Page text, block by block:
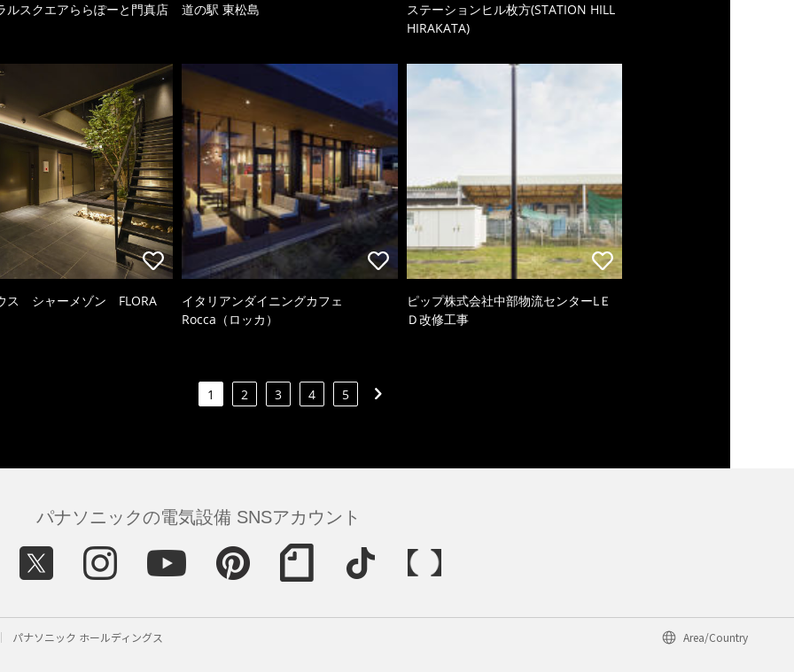
ルスクエアららぽーと門真店 道の駅 東松島
ステーションヒル枚方(STATION HILL
HIRAKATA)
ス シャーメゾン FLORA
イタリアンダイニングカフェ
Rocca（ロッカ）
ピップ株式会社中部物流センターLＥ
Ｄ改修工事
1 2 3 4 5
パナソニックの電気設備 SNSアカウント
パナソニック ホールディングス Area/Country